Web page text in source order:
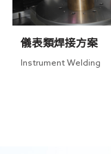
儀表類焊接方案
Instrument Welding